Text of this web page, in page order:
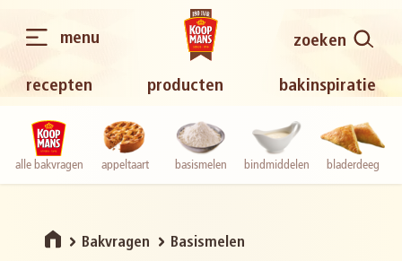
recepten producten bakinspiratie
zoeken
menu
alle bakvragen appeltaart basismelen bindmiddelen bladerdeeg
Bakvragen Basismelen